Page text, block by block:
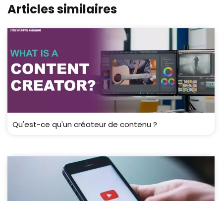
Articles similaires
Qu'est-ce qu'un créateur de contenu ?